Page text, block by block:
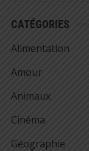
CATÉGORIES
Alimentation
Amour
Animaux
Cinéma
Géographie